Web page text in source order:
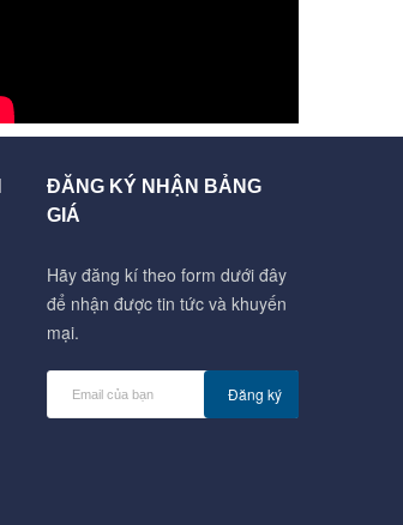
ĐĂNG KÝ NHẬN BẢNG
GIÁ
Hãy đăng kí theo form dưới đây
để nhận được tin tức và khuyến
mại.
Đăng ký